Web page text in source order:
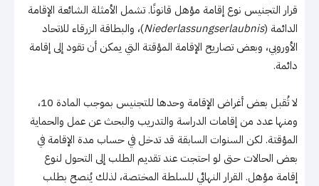
قرار التجنيس نوع إقامة مؤهل قانونًا. تشمل الأمثلة الشائعة الإقامة
الدائمة (Niederlassungserlaubnis)، والبطاقة الزرقاء للاتحاد
الأوروبي، وبعض تصاريح الإقامة المؤقتة التي يمكن أن تقود إلى إقامة
دائمة.
لا تُقبل بعض أغراض الإقامة وحدها للتجنيس بموجب المادة 10،
ومنها عدد من إقامات الدراسة والتدريب والبحث عن عمل والحماية
المؤقتة. لكن السنوات السابقة قد تدخل في حساب مدة الإقامة في
بعض الحالات حتى لو احتجت عند تقديم الطلب إلى التحول لنوع
إقامة مؤهل. القرار النهائي للسلطة المختصة، لذلك يُنصح بطلب